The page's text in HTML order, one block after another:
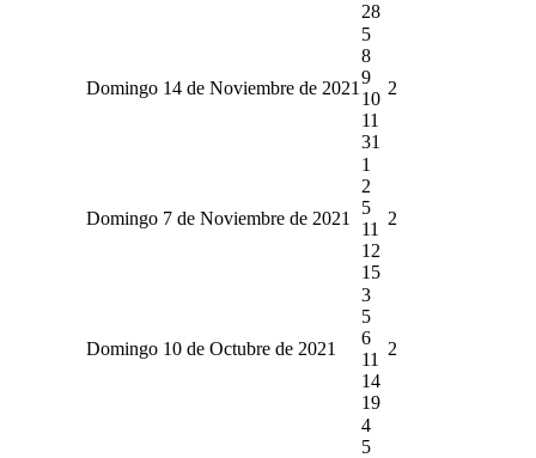
28
Domingo 14 de Noviembre de 2021
5
8
9
10
11
31
2
Domingo 7 de Noviembre de 2021
1
2
5
11
12
15
2
Domingo 10 de Octubre de 2021
3
5
6
11
14
19
2
4
5